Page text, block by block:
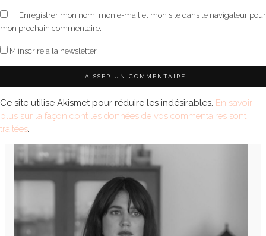
Enregistrer mon nom, mon e-mail et mon site dans le navigateur pour
mon prochain commentaire.
M'inscrire à la newsletter
Ce site utilise Akismet pour réduire les indésirables. En savoir
plus sur la façon dont les données de vos commentaires sont
traitées.